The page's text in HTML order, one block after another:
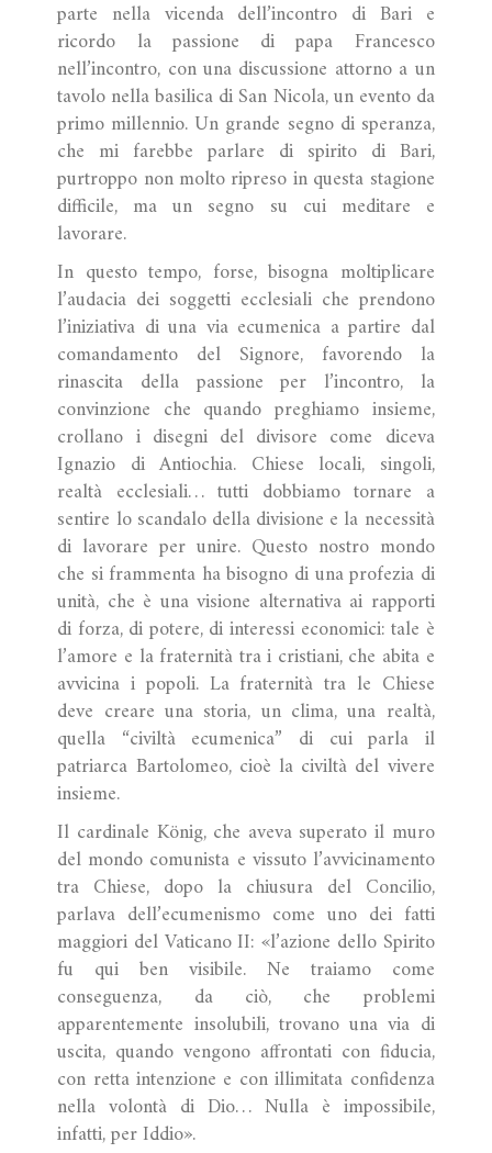
parte nella vicenda dell’incontro di Bari e
ricordo la passione di papa Francesco
nell’incontro, con una discussione attorno a un
tavolo nella basilica di San Nicola, un evento da
primo millennio. Un grande segno di speranza,
che mi farebbe parlare di spirito di Bari,
purtroppo non molto ripreso in questa stagione
difficile, ma un segno su cui meditare e
lavorare.
In questo tempo, forse, bisogna moltiplicare
l’audacia dei soggetti ecclesiali che prendono
l’iniziativa di una via ecumenica a partire dal
comandamento del Signore, favorendo la
rinascita della passione per l’incontro, la
convinzione che quando preghiamo insieme,
crollano i disegni del divisore come diceva
Ignazio di Antiochia. Chiese locali, singoli,
realtà ecclesiali… tutti dobbiamo tornare a
sentire lo scandalo della divisione e la necessità
di lavorare per unire. Questo nostro mondo
che si frammenta ha bisogno di una profezia di
unità, che è una visione alternativa ai rapporti
di forza, di potere, di interessi economici: tale è
l’amore e la fraternità tra i cristiani, che abita e
avvicina i popoli. La fraternità tra le Chiese
deve creare una storia, un clima, una realtà,
quella “civiltà ecumenica” di cui parla il
patriarca Bartolomeo, cioè la civiltà del vivere
insieme.
Il cardinale König, che aveva superato il muro
del mondo comunista e vissuto l’avvicinamento
tra Chiese, dopo la chiusura del Concilio,
parlava dell’ecumenismo come uno dei fatti
maggiori del Vaticano II: «l’azione dello Spirito
fu qui ben visibile. Ne traiamo come
conseguenza, da ciò, che problemi
apparentemente insolubili, trovano una via di
uscita, quando vengono affrontati con fiducia,
con retta intenzione e con illimitata confidenza
nella volontà di Dio… Nulla è impossibile,
infatti, per Iddio».